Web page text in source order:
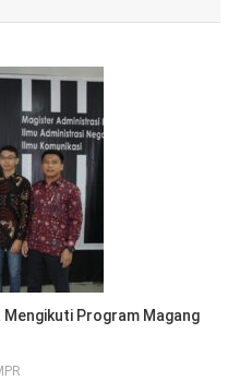
Mengikuti Program Magang